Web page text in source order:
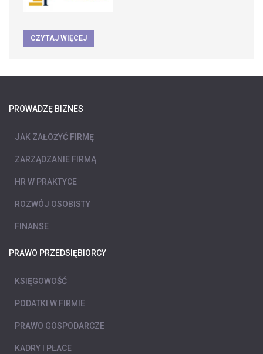
CZYTAJ WIĘCEJ
PROWADZĘ BIZNES
JAK ZAŁOŻYĆ FIRMĘ
ZARZĄDZANIE FIRMĄ
HR W PRAKTYCE
ROZWÓJ OSOBISTY
FINANSE
PRAWO PRZEDSIĘBIORCY
KSIĘGOWOŚĆ
PODATKI W FIRMIE
PRAWO GOSPODARCZE
KADRY I PŁACE